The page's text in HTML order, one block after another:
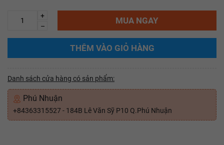
+
–
MUA NGAY
THÊM VÀO GIỎ HÀNG
Danh sách cửa hàng có sản phẩm:
Phú Nhuận
+84363315527 - 184B Lê Văn Sỹ P10 Q.Phú Nhuận